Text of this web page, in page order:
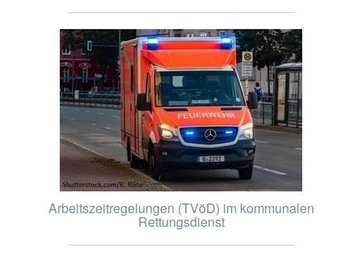
Arbeitszeitregelungen (TVöD) im kommunalen
Rettungsdienst